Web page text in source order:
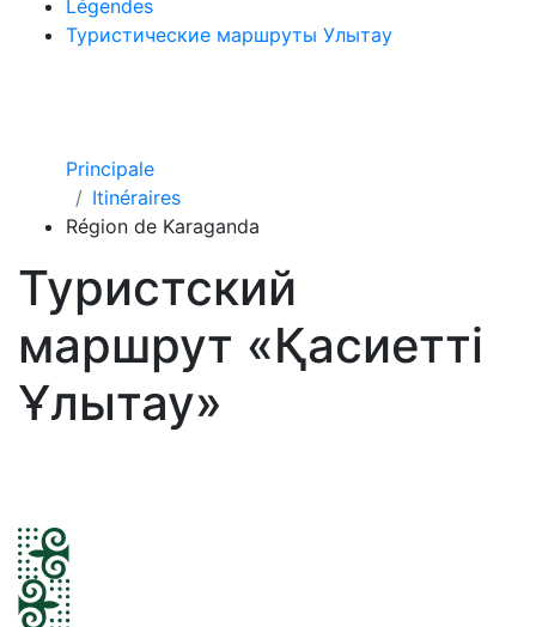
Légendes
Туристические маршруты Улытау
Principale
Itinéraires
Région de Karaganda
Туристский
маршрут «Қасиетті
Ұлытау»